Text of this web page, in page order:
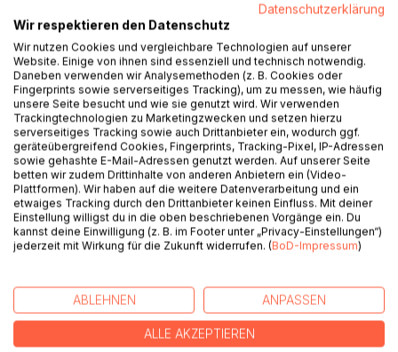
BESCHREIBUNG
Die Figuren dieser Novellen sind Außenseiter, Fremde in
dieser Gesellschaft, gefallene Engel, seelisch
Geschundene, die ihr Glück suchen und es oft nicht finden.
Aber Gott rümpft die Nase nicht, weil er weder Moralist
noch Spießer oder mieser Advokat ist, schon gar keiner,
der extremistische Ansichten vertritt, die ihm unterstellt
werden. In einer Zeit, in der Minderheiten wieder Gefahr
laufen, ihre Existenz rechtfertigen zu müssen, sollen sie
hier eine Stimme erhalten.
AUTOR/IN
Datenschutzerklärung
Wir respektieren den Datenschutz
Wir nutzen Cookies und vergleichbare Technologien auf unserer
Website. Einige von ihnen sind essenziell und technisch notwendig.
Daneben verwenden wir Analysemethoden (z. B. Cookies oder
Fingerprints sowie serverseitiges Tracking), um zu messen, wie häufig
unsere Seite besucht und wie sie genutzt wird. Wir verwenden
Trackingtechnologien zu Marketingzwecken und setzen hierzu
serverseitiges Tracking sowie auch Drittanbieter ein, wodurch ggf.
geräteübergreifend Cookies, Fingerprints, Tracking-Pixel, IP-Adressen
sowie gehashte E-Mail-Adressen genutzt werden. Auf unserer Seite
betten wir zudem Drittinhalte von anderen Anbietern ein (Video-
Plattformen). Wir haben auf die weitere Datenverarbeitung und ein
etwaiges Tracking durch den Drittanbieter keinen Einfluss. Mit deiner
Einstellung willigst du in die oben beschriebenen Vorgänge ein. Du
kannst deine Einwilligung (z. B. im Footer unter „Privacy-Einstellungen“)
jederzeit mit Wirkung für die Zukunft widerrufen. (BoD-Impressum)
ABLEHNEN ANPASSEN
ALLE AKZEPTIEREN